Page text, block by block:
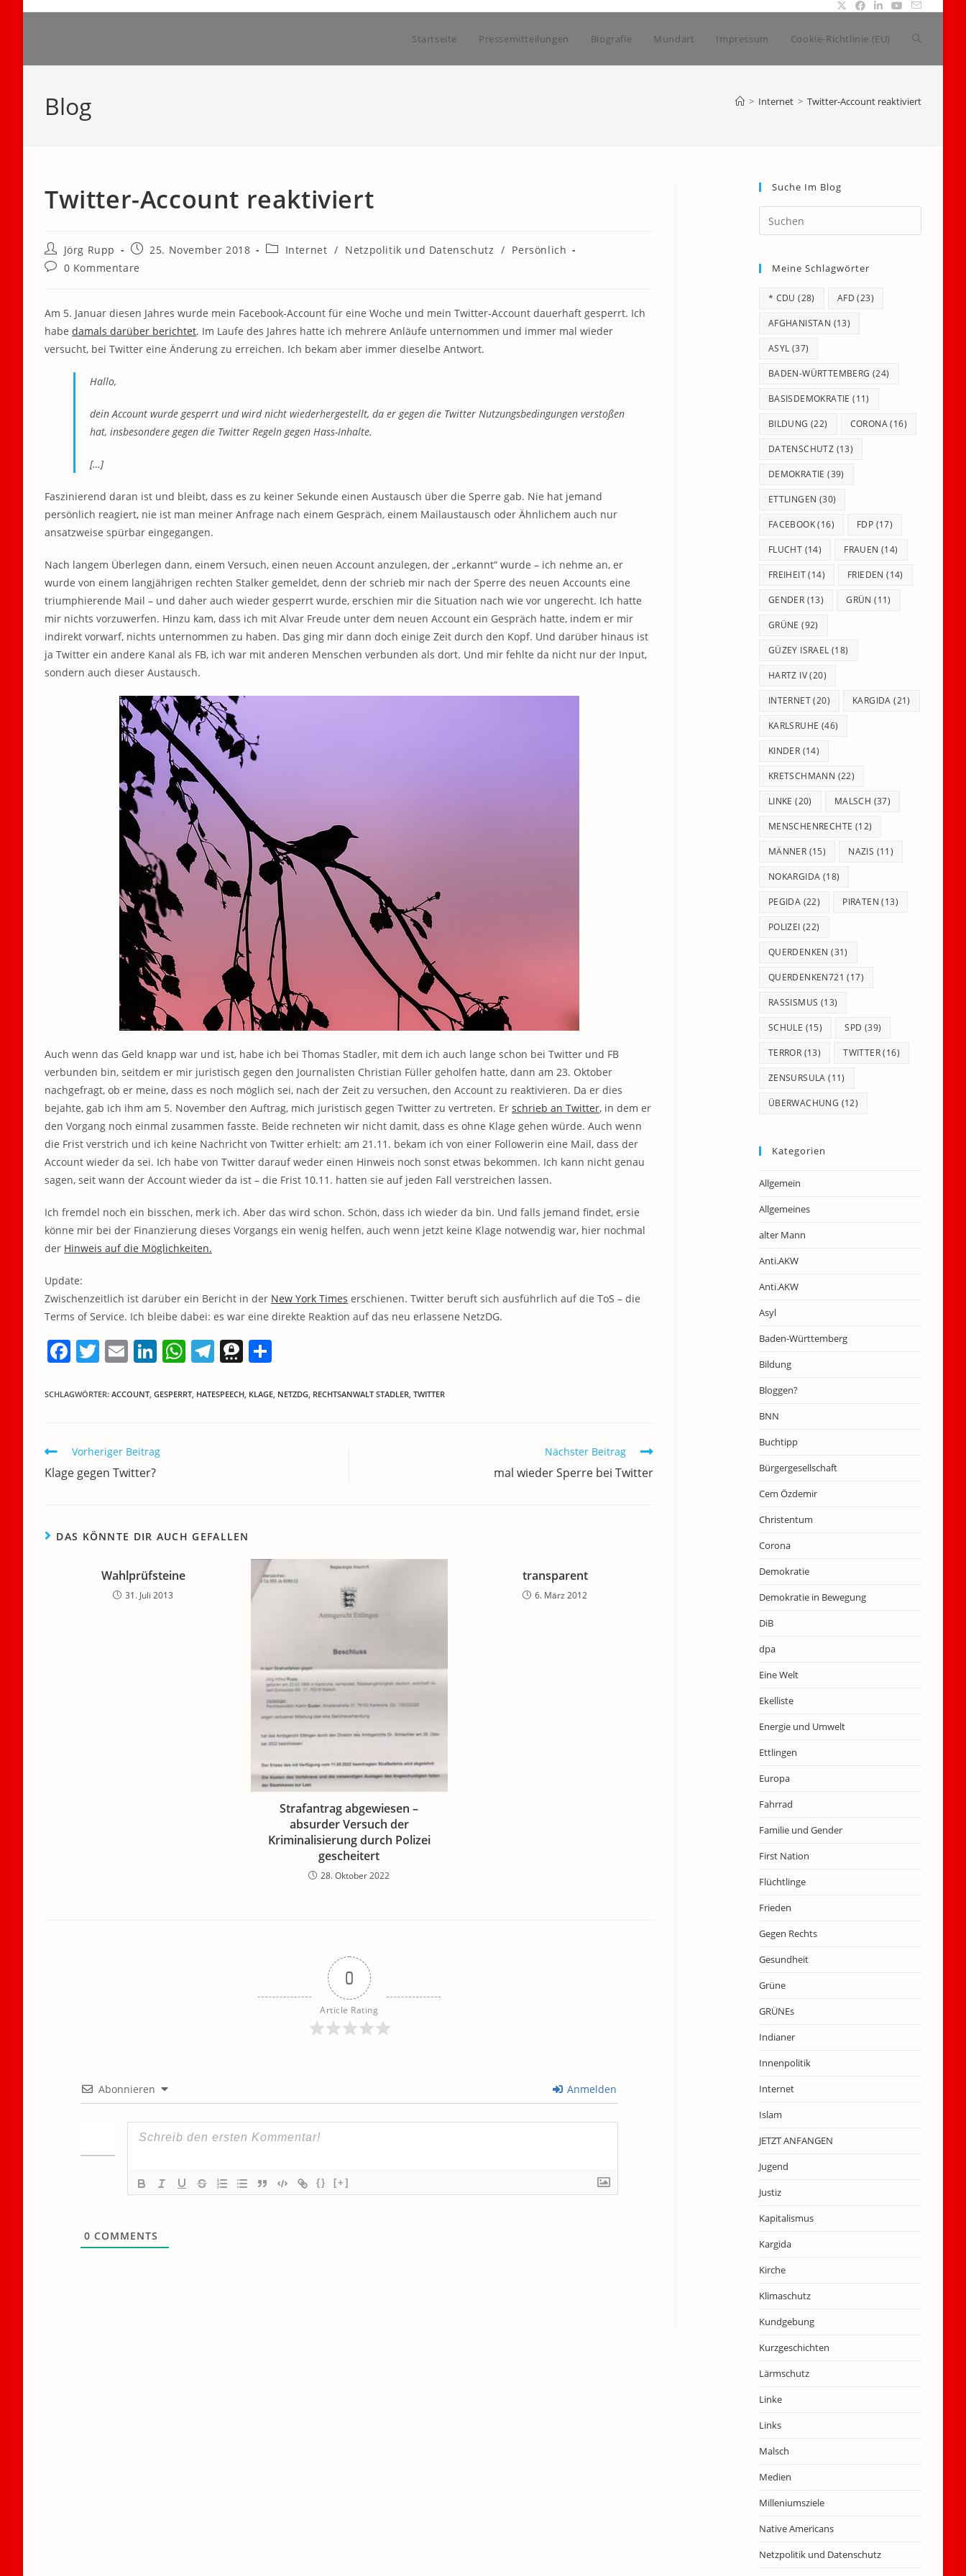
Startseite Pressemitteilungen Biografie Mundart Impressum Cookie-Richtlinie (EU) Website-
Blog > Internet > Twitter-Account reaktiviert
Twitter-Account reaktiviert
Beitrags-
Autor:
Jörg Rupp
Beitrag25. November 2018
Beitrags-
Internet / Netzpolitik und Datenschutz / Persönlich
Beitrags-
0 Kommentare
Am 5. Januar diesen Jahres wurde mein Facebook-Account für eine Woche und mein Twitter-Account dauerhaft gesperrt. Ich
habe damals darüber berichtet. Im Laufe des Jahres hatte ich mehrere Anläufe unternommen und immer mal wieder
versucht, bei Twitter eine Änderung zu erreichen. Ich bekam aber immer dieselbe Antwort.
Hallo,
dein Account wurde gesperrt und wird nicht wiederhergestellt, da er gegen die Twitter Nutzungsbedingungen verstoßen
hat, insbesondere gegen die Twitter Regeln gegen Hass-Inhalte.
[…]
Faszinierend daran ist und bleibt, dass es zu keiner Sekunde einen Austausch über die Sperre gab. Nie hat jemand
persönlich reagiert, nie ist man meiner Anfrage nach einem Gespräch, einem Mailaustausch oder Ähnlichem auch nur
ansatzweise spürbar eingegangen.
Nach langem Überlegen dann, einem Versuch, einen neuen Account anzulegen, der „erkannt“ wurde – ich nehme an, er
wurde von einem langjährigen rechten Stalker gemeldet, denn der schrieb mir nach der Sperre des neuen Accounts eine
triumphierende Mail – und daher auch wieder gesperrt wurde, erschien mir die Situation nach wie vor ungerecht. Ich hatte
mir nichts vorzuwerfen. Hinzu kam, dass ich mit Alvar Freude unter dem neuen Account ein Gespräch hatte, indem er mir
indirekt vorwarf, nichts unternommen zu haben. Das ging mir dann doch einige Zeit durch den Kopf. Und darüber hinaus ist
ja Twitter ein andere Kanal als FB, ich war mit anderen Menschen verbunden als dort. Und mir fehlte da nicht nur der Input,
sondern auch dieser Austausch.
Auch wenn das Geld knapp war und ist, habe ich bei Thomas Stadler, mit dem ich auch lange schon bei Twitter und FB
verbunden bin, seitdem er mir juristisch gegen den Journalisten Christian Füller geholfen hatte, dann am 23. Oktober
nachgefragt, ob er meine, dass es noch möglich sei, nach der Zeit zu versuchen, den Account zu reaktivieren. Da er dies
bejahte, gab ich ihm am 5. November den Auftrag, mich juristisch gegen Twitter zu vertreten. Er schrieb an Twitter, in dem er
den Vorgang noch einmal zusammen fasste. Beide rechneten wir nicht damit, dass es ohne Klage gehen würde. Auch wenn
die Frist verstrich und ich keine Nachricht von Twitter erhielt: am 21.11. bekam ich von einer Followerin eine Mail, dass der
Account wieder da sei. Ich habe von Twitter darauf weder einen Hinweis noch sonst etwas bekommen. Ich kann nicht genau
sagen, seit wann der Account wieder da ist – die Frist 10.11. hatten sie auf jeden Fall verstreichen lassen.
Ich fremdel noch ein bisschen, merk ich. Aber das wird schon. Schön, dass ich wieder da bin. Und falls jemand findet, ersie
könne mir bei der Finanzierung dieses Vorgangs ein wenig helfen, auch wenn jetzt keine Klage notwendig war, hier nochmal
der Hinweis auf die Möglichkeiten.
Update:
Zwischenzeitlich ist darüber ein Bericht in der New York Times erschienen. Twitter beruft sich ausführlich auf die ToS – die
Terms of Service. Ich bleibe dabei: es war eine direkte Reaktion auf das neu erlassene NetzDG.
F
c
b
o
o
T
itt
E
ai
Li
k
dI
n
W
at
T
e
T
re le
SCHLAGWÖRTER: ACCOUNT, GESPERRT, HATESPEECH, KLAGE, NETZDG, RECHTSANWALT STADLER, TWITTER
Weitere
Artikel
ansehen
Vorheriger Beitrag
Klage gegen Twitter?
Nächster Beitrag
mal wieder Sperre bei Twitter
DAS KÖNNTE DIR AUCH GEFALLEN
Wahlprüfsteine
31. Juli 2013
Strafantrag abgewiesen –
absurder Versuch der
Kriminalisierung durch Polizei
gescheitert
28. Oktober 2022
transparent
6. März 2012
0
Article Rating
Abonnieren Anmelden
{} [+]
0 COMMENTS
Suche Im Blog
Escape
Meine Schlagwörter
* CDU (28) AFD (23)
AFGHANISTAN (13)
ASYL (37)
BADEN-WÜRTTEMBERG (24)
BASISDEMOKRATIE (11)
BILDUNG (22) CORONA(16)
DATENSCHUTZ (13)
DEMOKRATIE (39)
ETTLINGEN (30)
FACEBOOK(16) FDP (17)
FLUCHT (14) FRAUEN (14)
FREIHEIT(14) FRIEDEN (14)
GENDER (13) GRÜN (11)
GRÜNE (92)
GÜZEY ISRAEL (18)
HARTZ IV(20)
INTERNET(20) KARGIDA (21)
KARLSRUHE (46)
KINDER (14)
KRETSCHMANN (22)
LINKE (20) MALSCH (37)
MENSCHENRECHTE (12)
MÄNNER (15) NAZIS (11)
NOKARGIDA (18)
PEGIDA (22) PIRATEN (13)
POLIZEI (22)
QUERDENKEN (31)
QUERDENKEN721 (17)
RASSISMUS (13)
SCHULE (15) SPD (39)
TERROR (13) TWITTER(16)
ZENSURSULA (11)
ÜBERWACHUNG (12)
Kategorien
Allgemein
Allgemeines
alter Mann
Anti.AKW
Anti.AKW
Asyl
Baden-Württemberg
Bildung
Bloggen?
BNN
Buchtipp
Bürgergesellschaft
Cem Özdemir
Christentum
Corona
Demokratie
Demokratie in Bewegung
DiB
dpa
Eine Welt
Ekelliste
Energie und Umwelt
Ettlingen
Europa
Fahrrad
Familie und Gender
First Nation
Flüchtlinge
Frieden
Gegen Rechts
Gesundheit
Grüne
GRÜNEs
Indianer
Innenpolitik
Internet
Islam
JETZT ANFANGEN
Jugend
Justiz
Kapitalismus
Kargida
Kirche
Klimaschutz
Kundgebung
Kurzgeschichten
Lärmschutz
Linke
Links
Malsch
Medien
Milleniumsziele
Native Americans
Netzpolitik und Datenschutz